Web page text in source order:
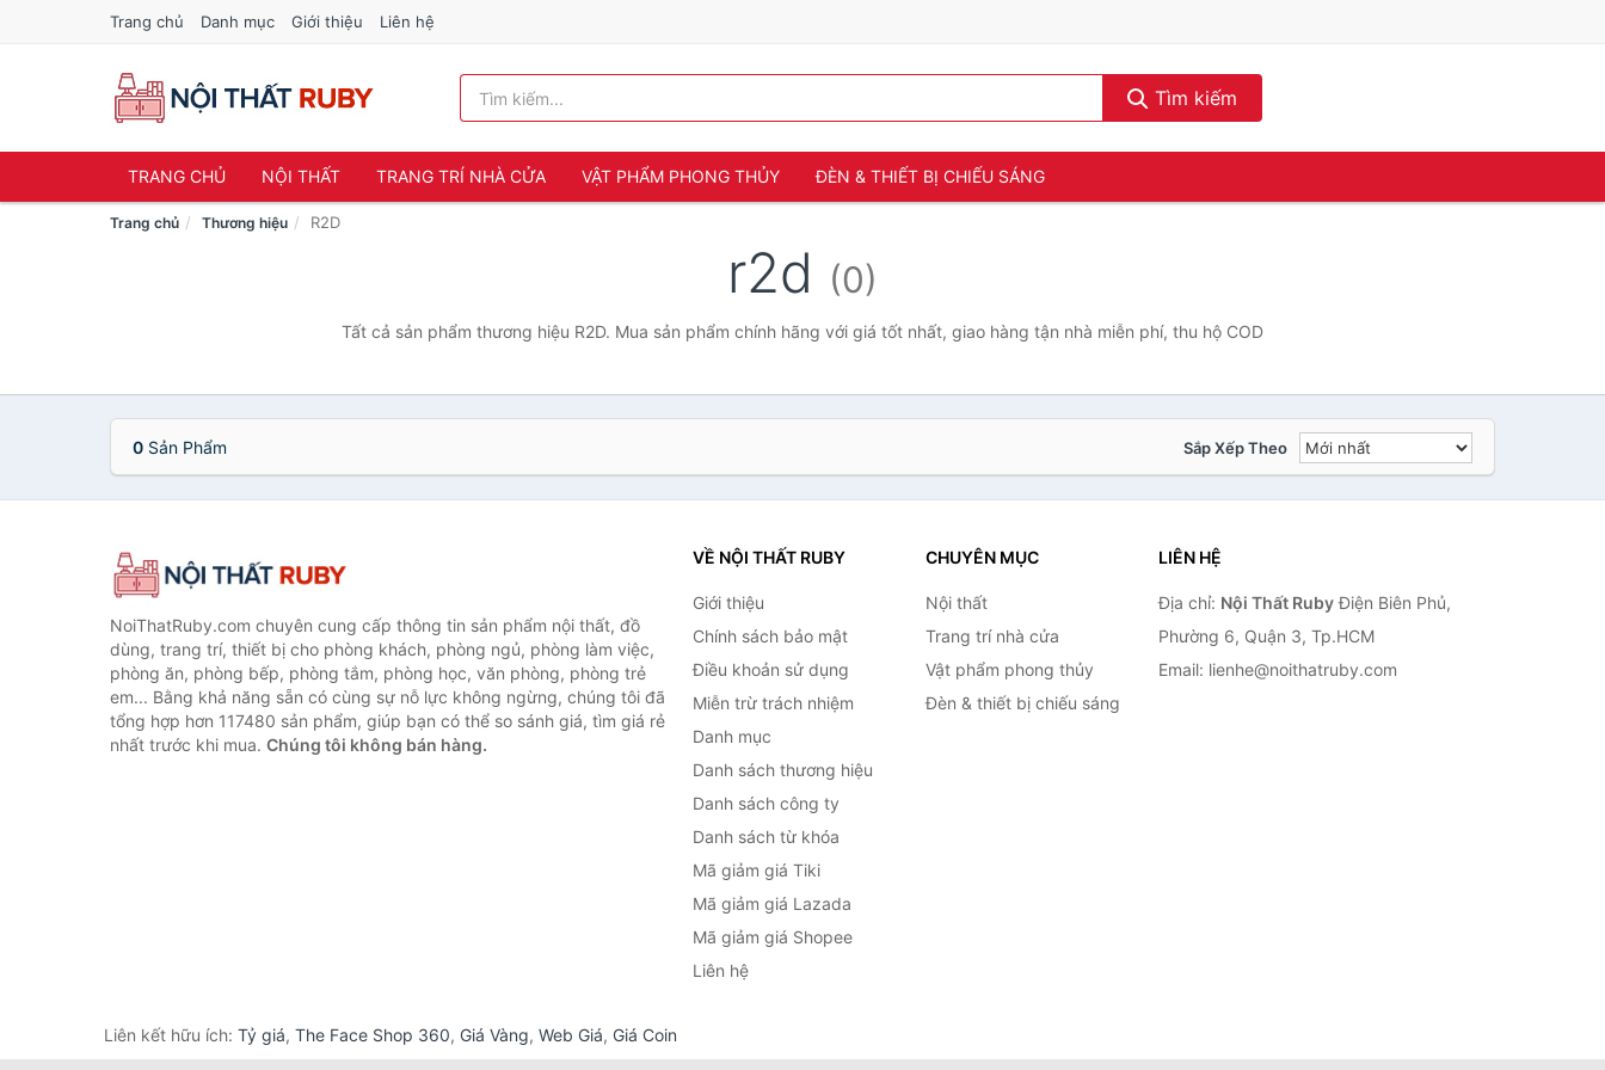
Trang chủ Danh mục Giới thiệu Liên hệ
Tìm kiếm
TRANG CHỦ NỘI THẤT TRANG TRÍ NHÀ CỬA VẬT PHẨM PHONG THỦY ĐÈN & THIẾT BỊ CHIẾU SÁNG
Trang chủ Thương hiệu R2D
r2d (0)
Tất cả sản phẩm thương hiệu R2D. Mua sản phẩm chính hãng với giá tốt nhất, giao hàng tận nhà miễn phí, thu hộ COD
0 Sản Phẩm Sắp Xếp Theo
NoiThatRuby.com chuyên cung cấp thông tin sản phẩm nội thất, đồ
dùng, trang trí, thiết bị cho phòng khách, phòng ngủ, phòng làm việc,
phòng ăn, phòng bếp, phòng tắm, phòng học, văn phòng, phòng trẻ
em... Bằng khả năng sẵn có cùng sự nỗ lực không ngừng, chúng tôi đã
tổng hợp hơn 117480 sản phẩm, giúp bạn có thể so sánh giá, tìm giá rẻ
nhất trước khi mua. Chúng tôi không bán hàng.
VỀ NỘI THẤT RUBY
Giới thiệu
Chính sách bảo mật
Điều khoản sử dụng
Miễn trừ trách nhiệm
Danh mục
Danh sách thương hiệu
Danh sách công ty
Danh sách từ khóa
Mã giảm giá Tiki
Mã giảm giá Lazada
Mã giảm giá Shopee
Liên hệ
CHUYÊN MỤC
Nội thất
Trang trí nhà cửa
Vật phẩm phong thủy
Đèn & thiết bị chiếu sáng
LIÊN HỆ
Địa chỉ: Nội Thất RubyĐiện Biên Phủ,
Phường 6, Quận 3, Tp.HCM
Email: lienhe@noithatruby.com
Liên kết hữu ích: Tỷ giá, The Face Shop 360, Giá Vàng, Web Giá, Giá Coin